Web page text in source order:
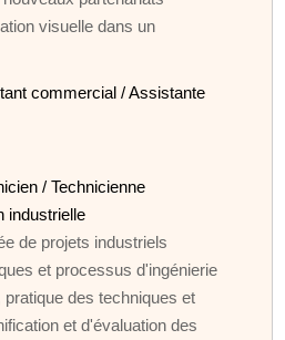
visuelle dans un
commercial / Assistante
/ Technicienne
industrielle
de projets industriels
et processus d'ingénierie
des techniques et
et d'évaluation des